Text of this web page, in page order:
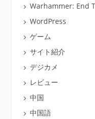
Warhammer: End
WordPress
ゲーム
サイト紹介
デジカメ
レビュー
中国
中国語